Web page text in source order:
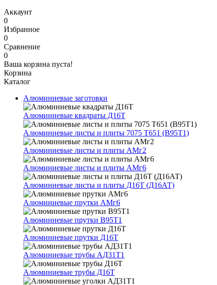
Аккаунт
0
Избранное
0
Сравнение
0
Ваша корзина пуста!
Корзина
Каталог
Алюминиевые заготовки
Алюминиевые квадраты Д16Т
Алюминиевые листы и плиты 7075 Т651 (В95Т1)
Алюминиевые листы и плиты АМг2
Алюминиевые листы и плиты АМг6
Алюминиевые листы и плиты Д16Т (Д16АТ)
Алюминиевые прутки АМг6
Алюминиевые прутки В95Т1
Алюминиевые прутки Д16Т
Алюминиевые трубы АД31Т1
Алюминиевые трубы Д16Т